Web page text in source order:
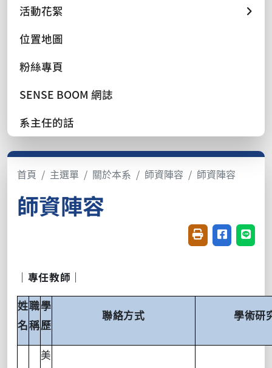
活動花絮
位置地圖
粉絲專頁
SENSE BOOM 網誌
系主任的話
首頁 主選單 關於本系 師資陣容 師資陣容
師資陣容
友善列印(開新視
分享至臉書
分享
｜專任教師｜
姓
名
職
稱
學
歷
聯絡方式 學術研
美